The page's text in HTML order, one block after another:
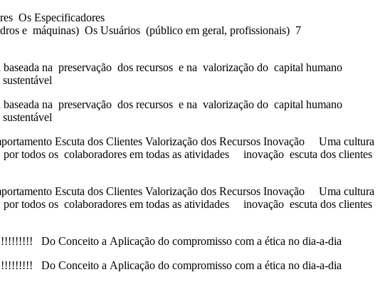
Os Especificadores
e máquinas) Os Usuários (público em geral, profissionais) 7
na preservação dos recursos e na valorização do capital humano
na preservação dos recursos e na valorização do capital humano
Escuta dos Clientes Valorização dos Recursos Inovação Uma cultura
todos os colaboradores em todas as atividades inovação escuta dos clientes
Escuta dos Clientes Valorização dos Recursos Inovação Uma cultura
todos os colaboradores em todas as atividades inovação escuta dos clientes
Do Conceito a Aplicação do compromisso com a ética no dia-a-dia
Do Conceito a Aplicação do compromisso com a ética no dia-a-dia